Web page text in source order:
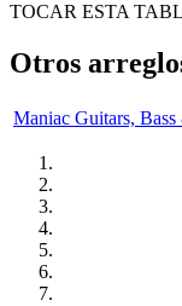
TOCAR ESTA
Otros
Maniac Guitars,